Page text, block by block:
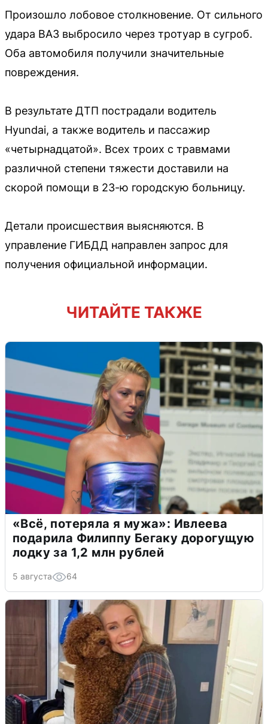
Произошло лобовое столкновение. От сильного
удара ВАЗ выбросило через тротуар в сугроб.
Оба автомобиля получили значительные
повреждения.
В результате ДТП пострадали водитель
Hyundai, а также водитель и пассажир
«четырнадцатой». Всех троих с травмами
различной степени тяжести доставили на
скорой помощи в 23-ю городскую больницу.
Детали происшествия выясняются. В
управление ГИБДД направлен запрос для
получения официальной информации.
ЧИТАЙТЕ ТАКЖЕ
«Всё, потеряла я мужа»: Ивлеева
подарила Филиппу Бегаку дорогущую
лодку за 1,2 млн рублей
5 августа 64